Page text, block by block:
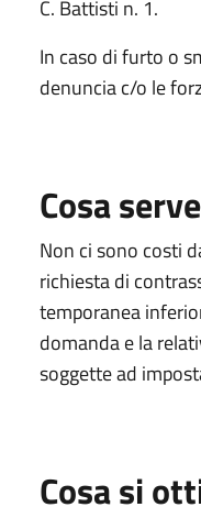
C. Battisti n. 1.
In caso di furto o
denuncia c/o le
Cosa serve
Non ci sono costi
richiesta di
temporanea
domanda e la
soggette ad
Cosa si